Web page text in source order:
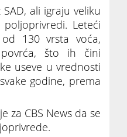
ali igraju veliku
Leteći
130 vrsta voća,
što ih čini
useve u vrednosti
godine, prema
za CBS News da se